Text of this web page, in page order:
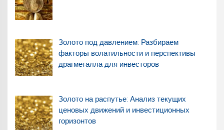
Золото под давлением: Разбираем
факторы волатильности и перспективы
драгметалла для инвесторов
Золото на распутье: Анализ текущих
ценовых движений и инвестиционных
горизонтов